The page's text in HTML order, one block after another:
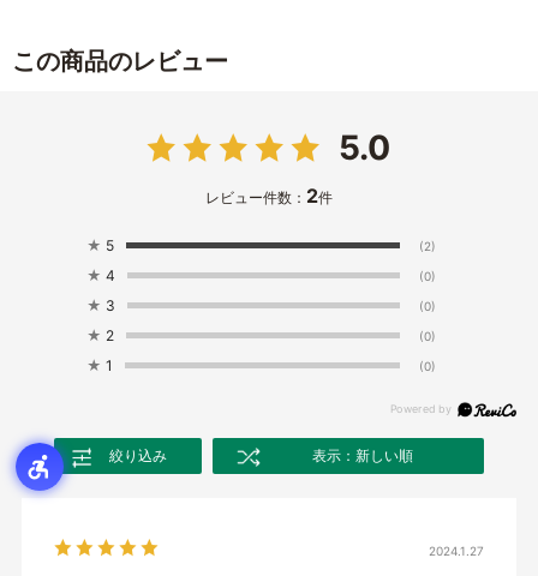
この商品のレビュー
5.0
レビュー件数： 2件
★ 5 (2)
★ 4 (0)
★ 3 (0)
★ 2 (0)
★ 1 (0)
絞り込み 表示：新しい順
2024.1.27